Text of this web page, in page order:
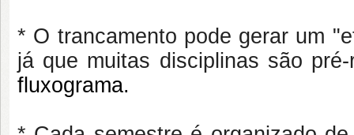
* O trancamento pode gerar um
já que muitas disciplinas são
fluxograma.